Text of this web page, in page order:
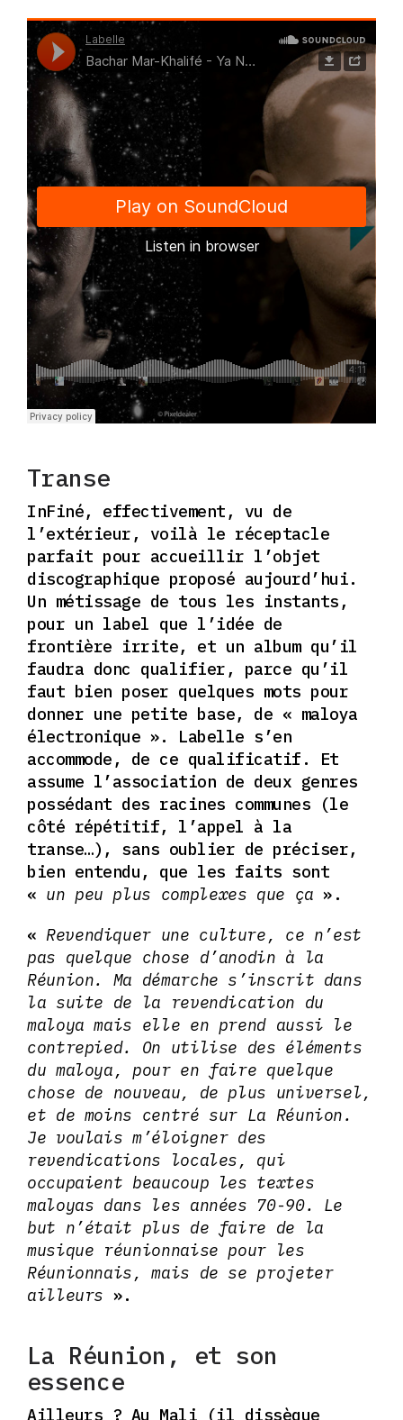
Transe
InFiné, effectivement, vu de
l’extérieur, voilà le réceptacle
parfait pour accueillir l’objet
discographique proposé aujourd’hui.
Un métissage de tous les instants,
pour un label que l’idée de
frontière irrite, et un album qu’il
faudra donc qualifier, parce qu’il
faut bien poser quelques mots pour
donner une petite base, de « maloya
électronique ». Labelle s’en
accommode, de ce qualificatif. Et
assume l’association de deux genres
possédant des racines communes (le
côté répétitif, l’appel à la
transe…), sans oublier de préciser,
bien entendu, que les faits sont
« un peu plus complexes que ça ».
« Revendiquer une culture,
ce n’est
pas quelque chose d’anodin à la
Réunion. Ma démarche s’inscrit dans
la suite de la revendication du
maloya mais elle en prend aussi le
contrepied. On utilise des éléments
du maloya, pour en faire quelque
chose de nouveau, de plus universel,
et de moins centré sur La Réunion.
Je voulais m’éloigner des
revendications locales, qui
occupaient beaucoup les textes
maloyas dans les années 70-90. Le
but n’était plus de faire de la
musique réunionnaise pour les
Réunionnais, mais de se projeter
ailleurs ».
La Réunion, et son
essence
Ailleurs ? Au Mali (il dissèque